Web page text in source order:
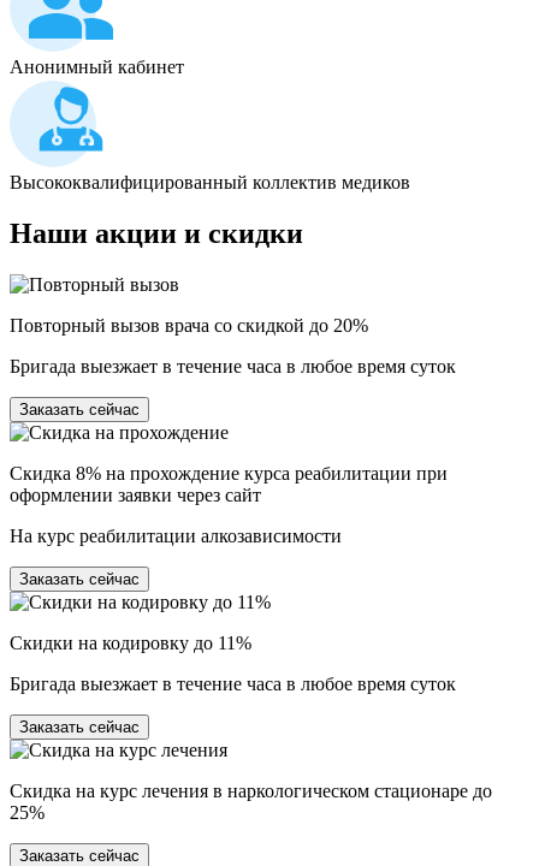
Анонимный кабинет
Высококвалифицированный коллектив медиков
Наши акции и скидки
Повторный вызов врача со скидкой до 20%
Бригада выезжает в течение часа в любое время суток
Заказать сейчас
Скидка 8% на прохождение курса реабилитации при
оформлении заявки через сайт
На курс реабилитации алкозависимости
Заказать сейчас
Скидки на кодировку до 11%
Бригада выезжает в течение часа в любое время суток
Заказать сейчас
Скидка на курс лечения в наркологическом стационаре до
25%
Заказать сейчас